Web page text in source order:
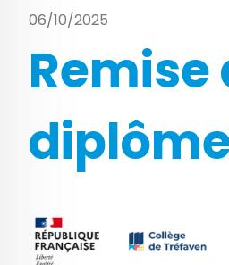
06/10/2025
Remise